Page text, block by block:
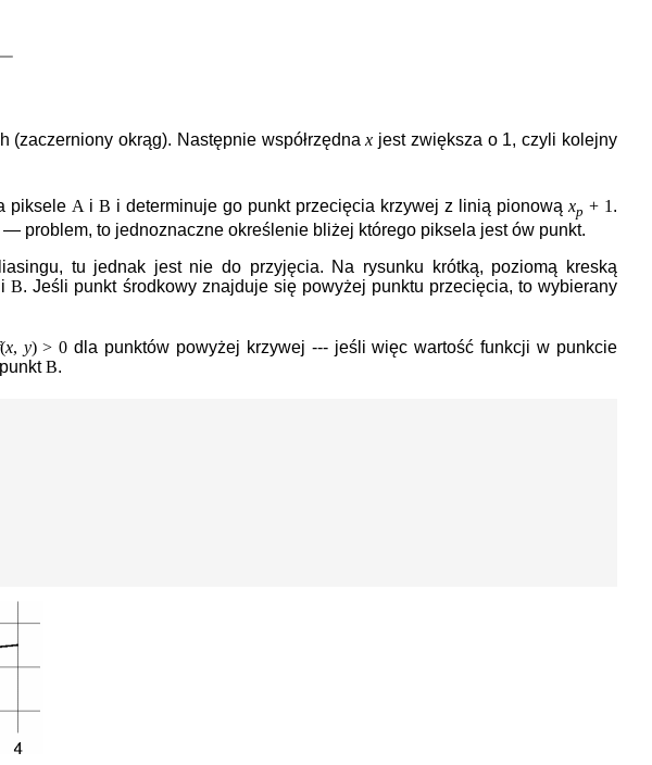
(zaczerniony okrąg). Następnie współrzędnax jest zwiększa o 1, czyli kolejny
piksele A iB i determinuje go punkt przecięcia krzywej z linią pionowąxp + 1 .
problem, to jednoznaczne określenie bliżej którego piksela jest ów punkt.
tu jednak jest nie do przyjęcia. Na rysunku krótką, poziomą kreską
iB. Jeśli punkt środkowy znajduje się powyżej punktu przecięcia, to wybierany
(x, y) > 0 dla punktów powyżej krzywej --- jeśli więc wartość funkcji w punkcie
B.